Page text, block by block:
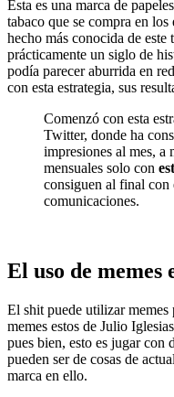
Esta es una marca de
tabaco que se compra en
hecho más conocida de
prácticamente un siglo de
podía parecer aburrida en
con esta estrategia, sus
Comenzó con esta
Twitter, donde ha
impresiones al mes, a
mensuales solo con
consiguen al final con
comunicaciones.
El uso de
El shit puede utilizar
memes estos de Julio
pues bien, esto es jugar con
pueden ser de cosas de
marca en ello.